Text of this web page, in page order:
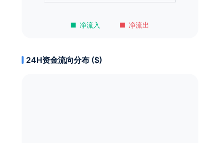
净流入 净流出
24H资金流向分布 ($)